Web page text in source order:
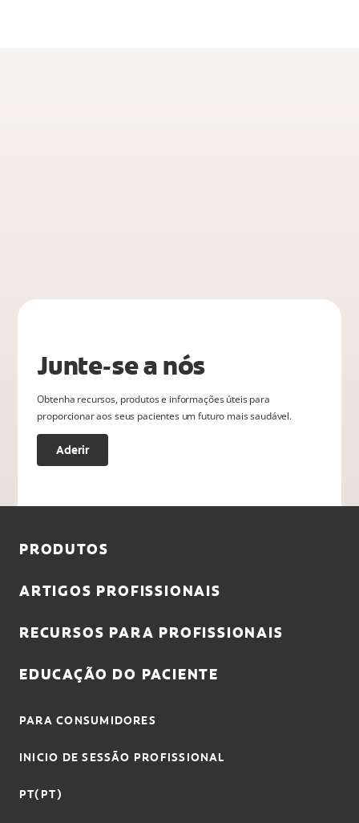
Junte-se a nós
Obtenha recursos, produtos e informações úteis para
proporcionar aos seus pacientes um futuro mais saudável.
Aderir
PRODUTOS
ARTIGOS PROFISSIONAIS
RECURSOS PARA PROFISSIONAIS
EDUCAÇÃO DO PACIENTE
PARA CONSUMIDORES
INICIO DE SESSÃO PROFISSIONAL
PT(PT)